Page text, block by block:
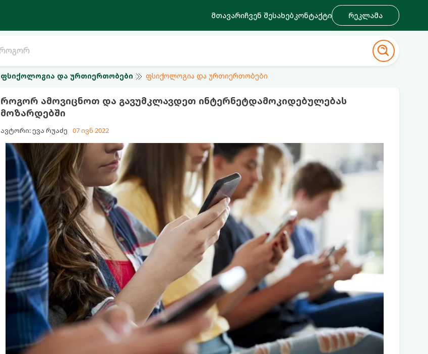
მთავარიჩვენ შესახებკონტაქტი რეკლამა
ფსიქოლოგია და ურთიერთობები ფსიქოლოგია და ურთიერთობები
როგორ ამოვიცნოთ და გავუმკლავდეთ ინტერნეტდამოკიდებულებას
მოზარდებში
ავტორი: ევა რუაძე 07 ივნ 2022